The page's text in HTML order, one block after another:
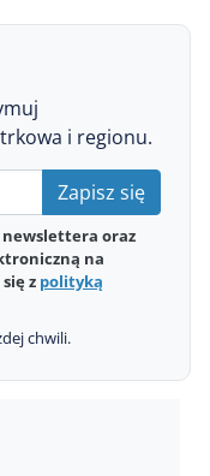
i regionu.
Zapisz się
newslettera oraz
na
z polityką
chwili.